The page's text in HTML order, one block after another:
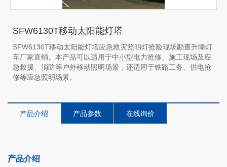
SFW6130T移动太阳能灯塔
SFW6130T移动太阳能灯塔应急救灾照明灯抢险现场勘查升降灯
车厂家直销。本产品可以适用于中小型电力抢修、施工现场及应
急救援、消防等户外移动照明场景，还适用于铁路工务、供电抢
修等应急照明场景。
产品介绍 产品参数 在线询价
产品介绍